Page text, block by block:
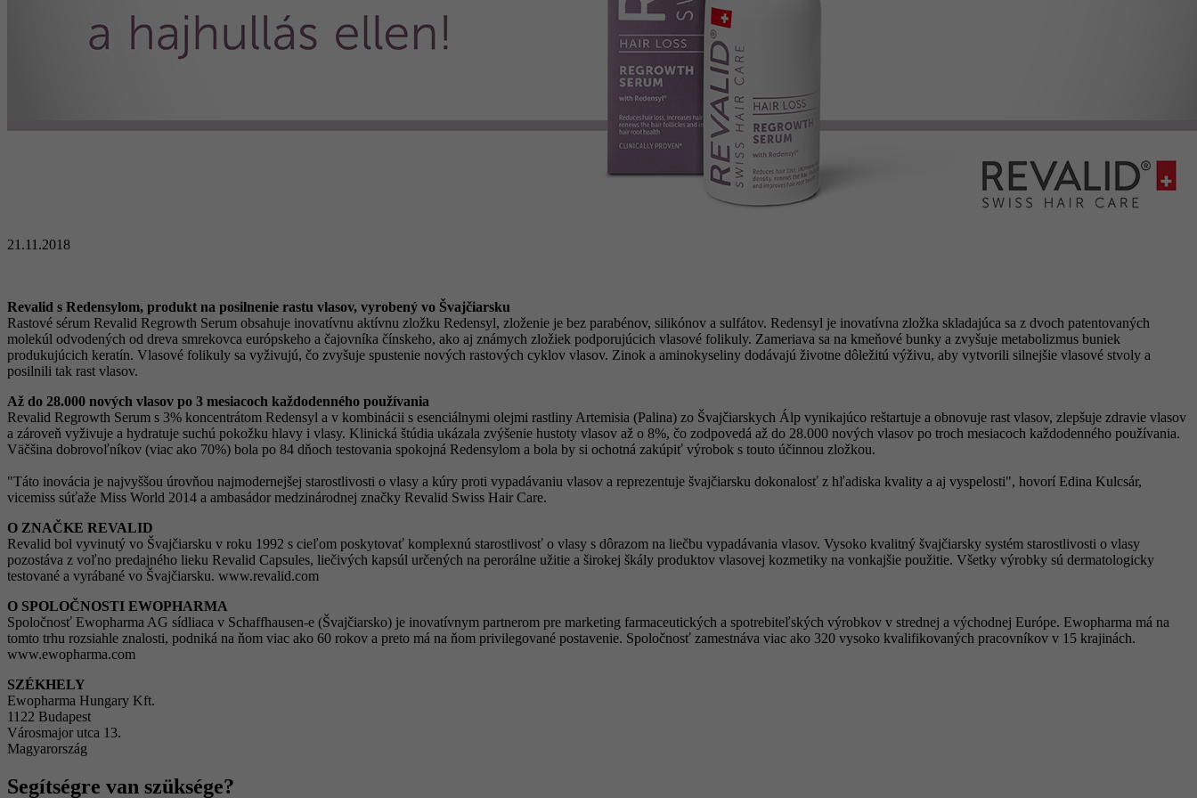
21.11.2018
Revalid s Redensylom, produkt na posilnenie rastu vlasov, vyrobený vo Švajčiarsku
Rastové sérum Revalid Regrowth Serum obsahuje inovatívnu aktívnu zložku Redensyl, zloženie je bez parabénov, silikónov a sulfátov. Redensyl je inovatívna zložka skladajúca sa z dvoch patentovaných
molekúl odvodených od dreva smrekovca európskeho a čajovníka čínskeho, ako aj známych zložiek podporujúcich vlasové folikuly. Zameriava sa na kmeňové bunky a zvyšuje metabolizmus buniek
produkujúcich keratín. Vlasové folikuly sa vyživujú, čo zvyšuje spustenie nových rastových cyklov vlasov. Zinok a aminokyseliny dodávajú životne dôležitú výživu, aby vytvorili silnejšie vlasové stvoly a
posilnili tak rast vlasov.
Až do 28.000 nových vlasov po 3 mesiacoch každodenného používania
Revalid Regrowth Serum s 3% koncentrátom Redensyl a v kombinácii s esenciálnymi olejmi rastliny Artemisia (Palina) zo Švajčiarskych Álp vynikajúco reštartuje a obnovuje rast vlasov, zlepšuje zdravie vlasov
a zároveň vyživuje a hydratuje suchú pokožku hlavy i vlasy. Klinická štúdia ukázala zvýšenie hustoty vlasov až o 8%, čo zodpovedá až do 28.000 nových vlasov po troch mesiacoch každodenného používania.
Väčšina dobrovoľníkov (viac ako 70%) bola po 84 dňoch testovania spokojná Redensylom a bola by si ochotná zakúpiť výrobok s touto účinnou zložkou.
"Táto inovácia je najvyššou úrovňou najmodernejšej starostlivosti o vlasy a kúry proti vypadávaniu vlasov a reprezentuje švajčiarsku dokonalosť z hľadiska kvality a aj vyspelosti", hovorí Edina Kulcsár,
vicemiss súťaže Miss World 2014 a ambasádor medzinárodnej značky Revalid Swiss Hair Care.
O ZNAČKE REVALID
Revalid bol vyvinutý vo Švajčiarsku v roku 1992 s cieľom poskytovať komplexnú starostlivosť o vlasy s dôrazom na liečbu vypadávania vlasov. Vysoko kvalitný švajčiarsky systém starostlivosti o vlasy
pozostáva z voľno predajného lieku Revalid Capsules, liečivých kapsúl určených na perorálne užitie a širokej škály produktov vlasovej kozmetiky na vonkajšie použitie. Všetky výrobky sú dermatologicky
testované a vyrábané vo Švajčiarsku. www.revalid.com
O SPOLOČNOSTI EWOPHARMA
Spoločnosť Ewopharma AG sídliaca v Schaffhausen-e (Švajčiarsko) je inovatívnym partnerom pre marketing farmaceutických a spotrebiteľských výrobkov v strednej a východnej Európe. Ewopharma má na
tomto trhu rozsiahle znalosti, podniká na ňom viac ako 60 rokov a preto má na ňom privilegované postavenie. Spoločnosť zamestnáva viac ako 320 vysoko kvalifikovaných pracovníkov v 15 krajinách.
www.ewopharma.com
SZÉKHELY
Ewopharma Hungary Kft.
1122 Budapest
Városmajor utca 13.
Magyarország
Segítségre van szüksége?